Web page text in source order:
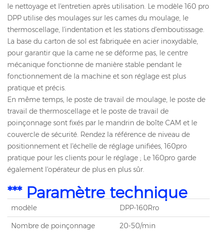
le nettoyage et l'entretien après utilisation. Le modèle 160 pro
DPP utilise des moulages sur les cames du moulage, le
thermoscellage, l'indentation et les stations d'emboutissage.
La base du carton de sol est fabriquée en acier inoxydable,
pour garantir que la came ne se déforme pas, le centre
mécanique fonctionne de manière stable pendant le
fonctionnement de la machine et son réglage est plus
pratique et précis.
En même temps, le poste de travail de moulage, le poste de
travail de thermoscellage et le poste de travail de
poinçonnage sont fixés par le mandrin de boîte CAM et le
couvercle de sécurité. Rendez la référence de niveau de
positionnement et l'échelle de réglage unifiées, 160pro
pratique pour les clients pour le réglage ; Le 160pro garde
également l'opérateur de plus en plus sûr.
*** Paramètre technique
modèle DPP-160Rro
Nombre de poinçonnage 20-50/min